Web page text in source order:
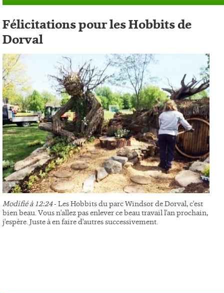
Félicitations pour les Hobbits de
Dorval
Modifié à 12:24- Les Hobbits du parc Windsor de Dorval, c'est
bien beau. Vous n'allez pas enlever ce beau travail l'an prochain,
j'espère. Juste à en faire d'autres successivement.